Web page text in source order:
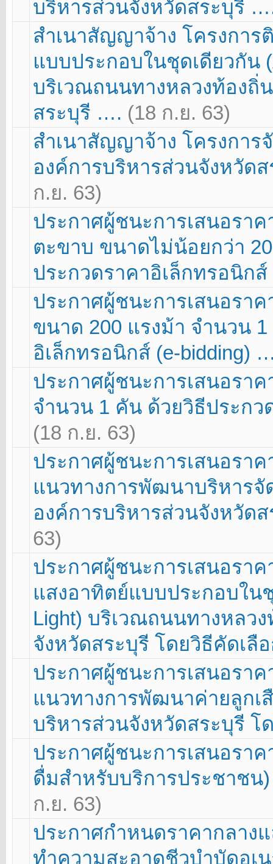
บริหารส่วนจังหวัดสระบุรี
สำเนาสัญญาจ้าง โครงกา
แบบประกอบในชุดเดียวกัน
บริเวณถนนทางหลวงท้องถิ่
สระบุรี …. (18 ก.ย. 63)
สำเนาสัญญาจ้าง โครงกา
องค์การบริหารส่วนจังหวัด
ก.ย. 63)
ประกาศผู้ชนะการเสนอรา
ตะขาบ ขนาดไม่น้อยกว่า
ประกวดราคาอิเล็กทรอนิก
ประกาศผู้ชนะการเสนอรา
ขนาด 200 แรงม้า จำนวน
อิเล็กทรอนิกส์ (e-bidding)
ประกาศผู้ชนะการเสนอรา
จำนวน 1 คัน ด้วยวิธีประก
(18 ก.ย. 63)
ประกาศผู้ชนะการเสนอรา
แนวทางการพัฒนาบริหาร
องค์การบริหารส่วนจังหวัด
63)
ประกาศผู้ชนะการเสนอรา
แสงอาทิตย์แบบประกอบใน
Light) บริเวณถนนทางหลว
จังหวัดสระบุรี โดยวิธีคัดเ
ประกาศผู้ชนะการเสนอรา
แนวทางการพัฒนาค่ายลูกเ
บริหารส่วนจังหวัดสระบุรี
ประกาศผู้ชนะการเสนอรา
ดื่มสำหรับบริการประชาช
ก.ย. 63)
ประกาศกำหนดราคากลาง
ทำความสะอาดชีวบำบัดอ